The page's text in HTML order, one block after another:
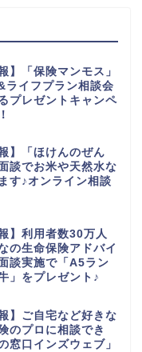
】「保険マンモス」
ライフプラン相談会
プレゼントキャンペ
】「ほけんのぜん
談でお米や天然水な
す♪オンライン相談
】利用者数30万人
の生命保険アドバイ
談実施で「A5ラン
」をプレゼント♪
】ご自宅など好きな
のプロに相談でき
窓口インズウェブ」